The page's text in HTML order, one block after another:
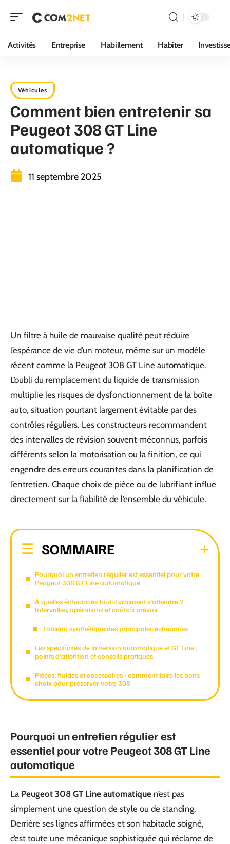
Activités Entreprise Habillement Habiter
Véhicules
Comment bien entretenir sa
Peugeot 308 GT Line
automatique ?
11 septembre 2025
Un filtre à huile de mauvaise qualité peut réduire
l’espérance de vie d’un moteur, même sur un modèle
récent comme la Peugeot 308 GT Line automatique.
L’oubli du remplacement du liquide de transmission
multiplie les risques de dysfonctionnement de la boîte
auto, situation pourtant largement évitable par des
contrôles réguliers. Les constructeurs recommandent
des intervalles de révision souvent méconnus, parfois
différents selon la motorisation ou la finition, ce qui
engendre des erreurs courantes dans la planification de
l’entretien. Chaque choix de pièce ou de lubrifiant influe
directement sur la fiabilité de l’ensemble du véhicule.
SOMMAIRE
Pourquoi un entretien régulier est essentiel pour votre
Peugeot 308 GT Line automatique
À quelles échéances faut-il vraiment s’attendre ?
Intervalles, opérations et coûts à prévoir
Tableau synthétique des principales échéances
Les spécificités de la version automatique et GT Line :
points d’attention et conseils pratiques
Pièces, fluides et accessoires : comment faire les bons
choix pour préserver votre 308
Pourquoi un entretien régulier est
essentiel pour votre Peugeot 308 GT Line
automatique
La Peugeot 308 GT Line automatique n’est pas
simplement une question de style ou de standing.
Derrière ses lignes affirmées et son habitacle soigné,
c’est toute une mécanique sophistiquée qui réclame de